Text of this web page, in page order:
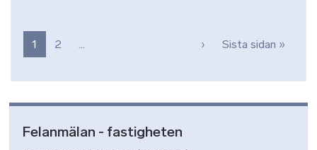
Paginering
1 2 … › Nästa sida
Sista sidan »
Felanmälan - fastigheten